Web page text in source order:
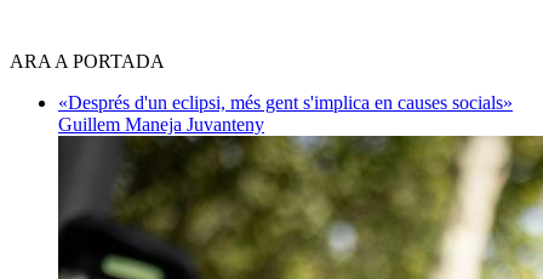
ARA A PORTADA
«Després d'un eclipsi, més gent s'implica en causes socials»
Guillem Maneja Juvanteny